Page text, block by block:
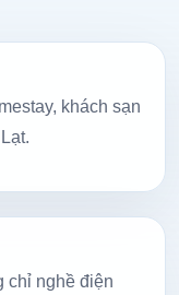
khách sạn
chỉ nghề điện